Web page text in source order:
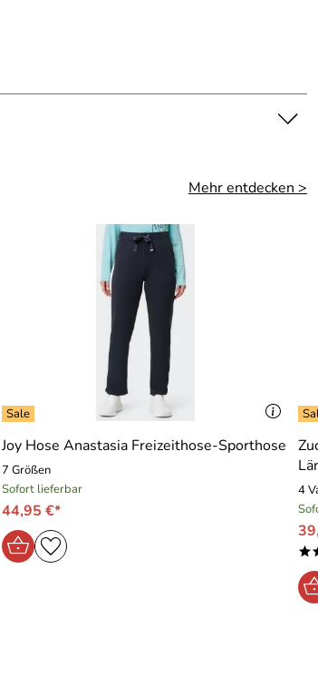
Mehr entdecken >
Joy Hose Anastasia Freizeithose-Sporthose
7 Größen
Sofort lieferbar
44,95 €*
4